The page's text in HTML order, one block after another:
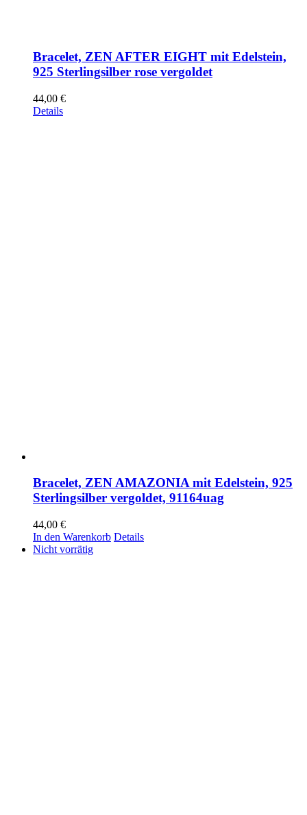
Bracelet, ZEN AFTER EIGHT mit Edelstein,
925 Sterlingsilber rose vergoldet
44,00 €
Details
Bracelet, ZEN AMAZONIA mit Edelstein, 925
Sterlingsilber vergoldet, 91164uag
44,00 €
In den Warenkorb Details
Nicht vorrätig